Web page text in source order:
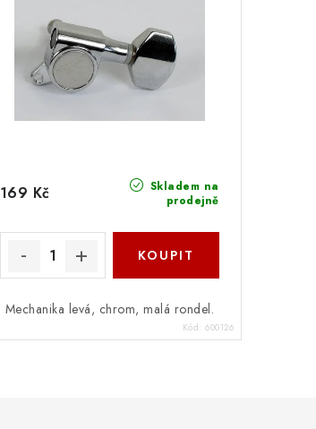
Skladem na
prodejně
169 Kč
Mechanika levá, chrom, malá rondel.
Kód: 600126